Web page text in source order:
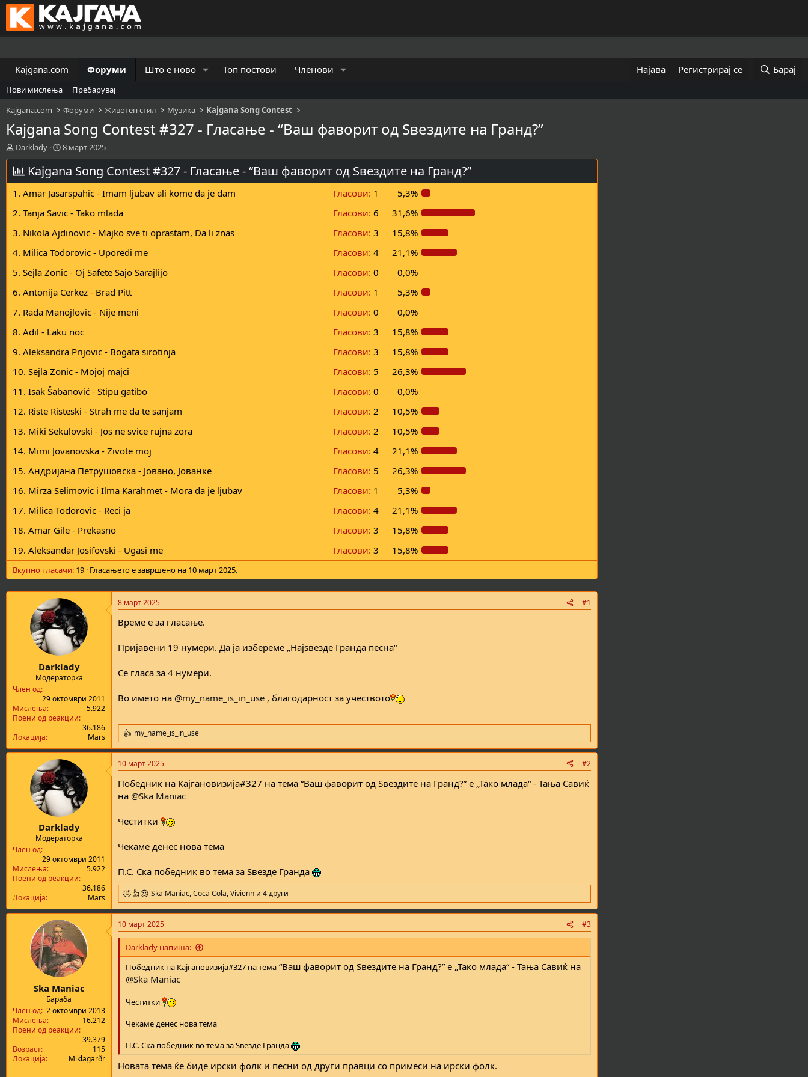
Kajgana.com Форуми Што е ново Топ постови Членови Најава Регистрирај се Барај
Нови мислења
Пребарувај
Kajgana.com
Форуми Животен стил Музика Kajgana Song Contest
Kajgana Song Contest #327 - Гласање - “Ваш фаворит од Ѕвездите на Гранд?”
К
р
е
а
т
р
а
е
а
т
а
Darklady
В
р
е
м
е
а
а
о
н
у
в
а
е
8 март 2025
Kajgana Song Contest #327 - Гласање - “Ваш фаворит од Ѕвездите на Гранд?”
1. Amar Jasarspahic - Imam ljubav ali kome da je dam Гласови: 1
5,3%
2. Tanja Savic - Tako mlada
Гласови: 6
31,6%
3. Nikola Ajdinovic - Majko sve ti oprastam, Da li znas
Гласови: 3
15,8%
4. Milica Todorovic - Uporedi me
Гласови: 4
21,1%
5. Sejla Zonic - Oj Safete Sajo Sarajlijo
Гласови: 0
0,0%
6. Antonija Cerkez - Brad Pitt
Гласови: 1
5,3%
7. Rada Manojlovic - Nije meni
Гласови: 0
0,0%
8. Adil - Laku noc
Гласови: 3
15,8%
9. Aleksandra Prijovic - Bogata sirotinja
Гласови: 3
15,8%
10. Sejla Zonic - Mojoj majci
Гласови: 5
26,3%
11. Isak Šabanović - Stipu gatibo
Гласови: 0
0,0%
12. Riste Risteski - Strah me da te sanjam
Гласови: 2
10,5%
13. Miki Sekulovski - Jos ne svice rujna zora
Гласови: 2
10,5%
14. Mimi Jovanovska - Zivote moj
Гласови: 4
21,1%
15. Андријана Петрушовска - Јовано, Јованке
Гласови: 5
26,3%
16. Mirza Selimovic i Ilma Karahmet - Mora da je ljubav
Гласови: 1
5,3%
17. Milica Todorovic - Reci ja
Гласови: 4
21,1%
18. Amar Gile - Prekasno
Гласови: 3
15,8%
19. Aleksandar Josifovski - Ugasi me
Гласови: 3 15,8%
Вкупно гласачи 19 Гласањето е завршено на 10 март 2025.
Darklady
Модераторка
Член од
29 октомври 2011
Мислења
5.922
Поени од реакции
36.186
Локација
Mars
8 март 2025 #1
Време е за гласање.
Пријавени 19 нумери. Да ја избереме „Најѕвезде Гранда песна“
Се гласа за 4 нумери.
Во името на @my_name_is_in_use , благодарност за учеството
R
e
a
c
i
o
:
my_name_is_in_use
Darklady
Модераторка
Член од
29 октомври 2011
Мислења
5.922
Поени од реакции
36.186
Локација
Mars
10 март 2025 #2
Победник на Кајгановизија#327 на тема “Ваш фаворит од Ѕвездите на Гранд?” е „Тако млада“ - Тања Савиќ
на @Ska Maniac
Честитки
Чекаме денес нова тема
П.С. Ска победник во тема за Ѕвезде Гранда
R
e
a
c
t
o
Ska Maniac,Coca Cola,Vivienn и 4 други
Ska Maniac
Бараба
Член од 2 октомври 2013
Мислења
16.212
Поени од реакции
39.379
Возраст
115
Локација
Miklagarðr
10 март 2025 #3
Darklady напиша:
Победник на Кајгановизија#327 на тема “Ваш фаворит од Ѕвездите на Гранд?” е „Тако млада“ - Тања Савиќ на
@Ska Maniac
Честитки
Чекаме денес нова тема
П.С. Ска победник во тема за Ѕвезде Гранда
Новата тема ќе биде ирски фолк и песни од други правци со примеси на ирски фолк.